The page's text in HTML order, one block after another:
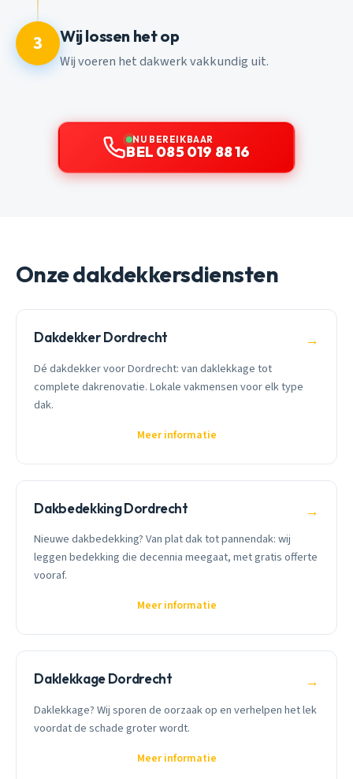
3 Wij lossen het op
Wij voeren het dakwerk vakkundig uit.
NU BEREIKBAAR
BEL 085 019 88 16
Onze dakdekkersdiensten
Dakdekker Dordrecht →
Dé dakdekker voor Dordrecht: van daklekkage tot
complete dakrenovatie. Lokale vakmensen voor elk type
dak.
Meer informatie
Dakbedekking Dordrecht →
Nieuwe dakbedekking? Van plat dak tot pannendak: wij
leggen bedekking die decennia meegaat, met gratis offerte
vooraf.
Meer informatie
Daklekkage Dordrecht →
Daklekkage? Wij sporen de oorzaak op en verhelpen het lek
voordat de schade groter wordt.
Meer informatie